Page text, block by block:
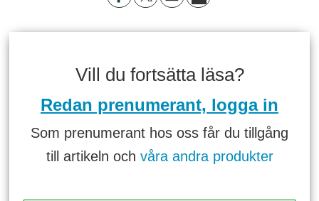
Vill du fortsätta läsa?
Redan prenumerant, logga in
Som prenumerant hos oss får du tillgång
till artikeln och våra andra produkter